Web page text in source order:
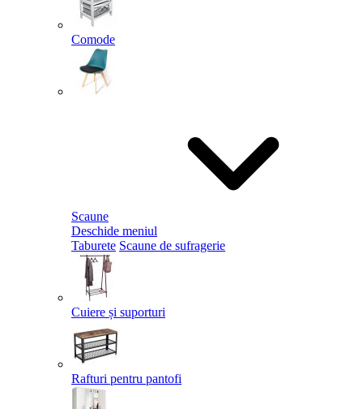
Comode
Scaune
Deschide meniul
Taburete Scaune de sufragerie
Cuiere și suporturi
Rafturi pentru pantofi